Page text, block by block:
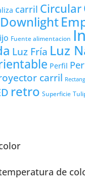
carril Circular
Downlight
Fuente alimentacion
Luz Fría Luz
Perfil
carril
retro Superficie
de